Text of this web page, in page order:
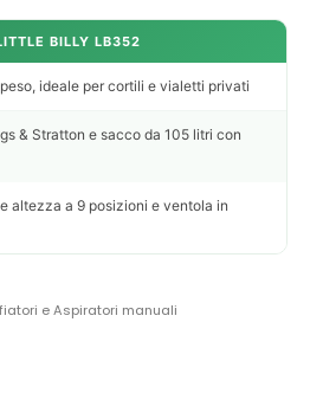
BILLY LB352
ideale per cortili e vialetti privati
& Stratton e sacco da 105 litri con
altezza a 9 posizioni e ventola in
e Aspiratori manuali